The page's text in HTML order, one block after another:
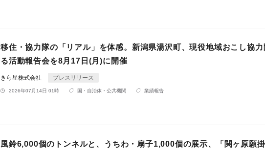
移住・協力隊の「リアル」を体感。新潟県湯沢町、現役地域おこし協
る活動報告会を8月17日(月)に開催
きら星株式会社 プレスリリース
2026年07月14日 01時 国・自治体・公共機関 業績報告
風鈴6,000個のトンネルと、うちわ・扇子1,000個の展示、「関ヶ原願